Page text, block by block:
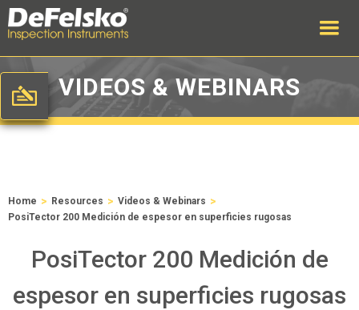
VIDEOS & WEBINARS
Home > Resources > Videos & Webinars >
PosiTector 200 Medición de espesor en superficies rugosas
PosiTector 200 Medición de
espesor en superficies rugosas